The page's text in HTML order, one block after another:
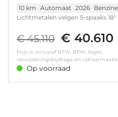
10 km Automaat 2026 Benzine
Lichtmetalen velgen 5-spaaks 18"
premium • DAB ontvanger •
full map • N Line exterieur •
Achteruitrijcamera • Airco
Cruise control adaptief met
stuurhulp • Extra getint glas • Full-
koplampen • Keyless entry •
€ 45.110 € 40.610
Prijs is inclusief BTW, BPM, leges,
verwijderingsbijdrage en
Op voorraad